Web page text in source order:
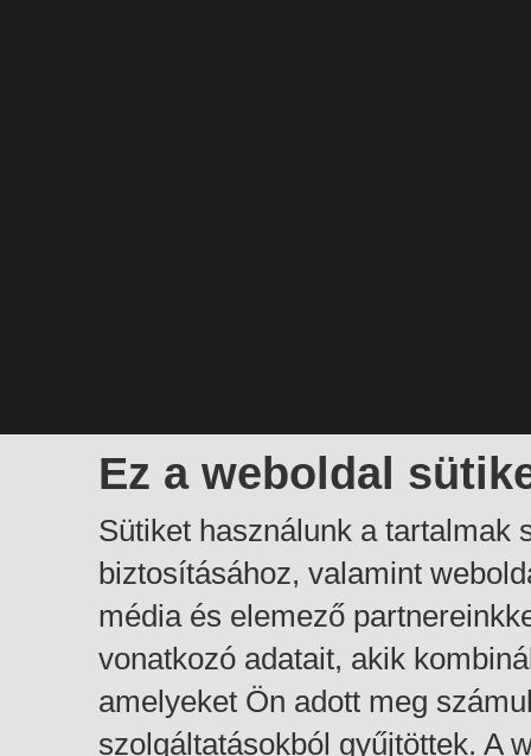
Ez a weboldal
Sütiket használunk a tartalmak
biztosításához, valamint
média és elemező
vonatkozó adatait, akik
amelyeket Ön adott meg
szolgáltatásokból gyűjtöttek. A